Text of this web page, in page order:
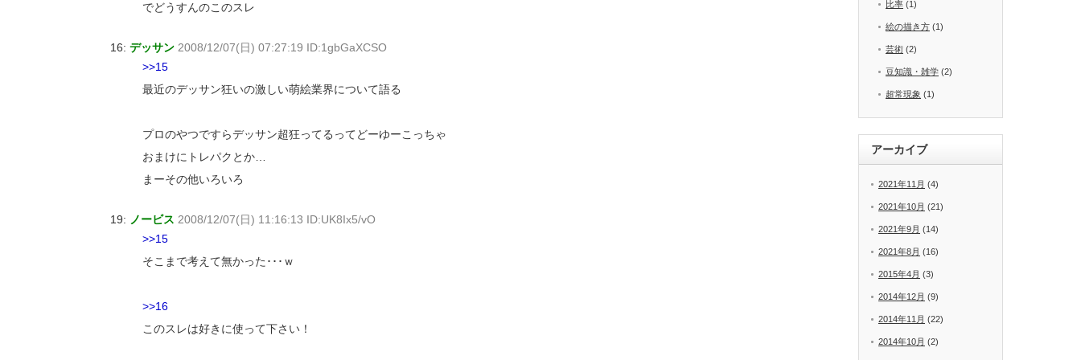
でどうすんのこのスレ
16: デッサン 2008/12/07(日) 07:27:19 ID:1gbGaXCSO
>>15
最近のデッサン狂いの激しい萌絵業界について語る
プロのやつですらデッサン超狂ってるってどーゆーこっちゃ
おまけにトレパクとか…
まーその他いろいろ
19: ノービス 2008/12/07(日) 11:16:13 ID:UK8Ix5/vO
>>15
そこまで考えて無かった･･･ｗ
>>16
このスレは好きに使って下さい！
比率 (1)
絵の描き方 (1)
芸術 (2)
豆知識・雑学 (2)
超常現象 (1)
アーカイブ
2021年11月 (4)
2021年10月 (21)
2021年9月 (14)
2021年8月 (16)
2015年4月 (3)
2014年12月 (9)
2014年11月 (22)
2014年10月 (2)